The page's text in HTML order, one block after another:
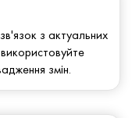
з актуальних
змін.